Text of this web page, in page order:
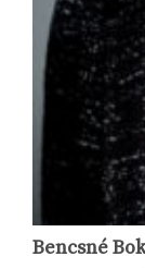
Bencsné